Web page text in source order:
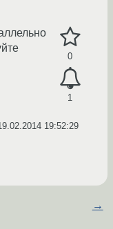
0
1
19:52:29
→